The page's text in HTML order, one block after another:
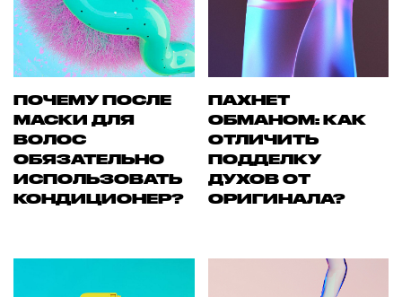
ПОЧЕМУ ПОСЛЕ
МАСКИ ДЛЯ
ВОЛОС
ОБЯЗАТЕЛЬНО
ИСПОЛЬЗОВАТЬ
КОНДИЦИОНЕР?
ПАХНЕТ
ОБМАНОМ: КАК
ОТЛИЧИТЬ
ПОДДЕЛКУ
ДУХОВ ОТ
ОРИГИНАЛА?